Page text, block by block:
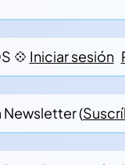
💠 Iniciar sesión
Newsletter (